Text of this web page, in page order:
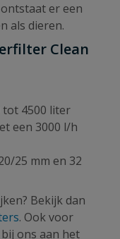
er een
als dieren.
Clean
tot 4500 liter
een 3000 l/h
25 mm en 32
Bekijk dan
. Ook voor
ons aan het